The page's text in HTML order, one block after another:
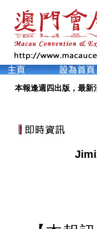
本報逢週四出版，最新